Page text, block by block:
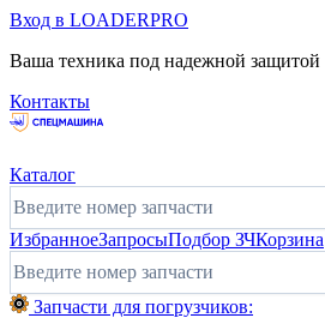
Вход в LOADERPRO
Ваша техника под надежной защитой
Контакты
Каталог
ИзбранноеЗапросыПодбор ЗЧКорзина
Запчасти для погрузчиков: